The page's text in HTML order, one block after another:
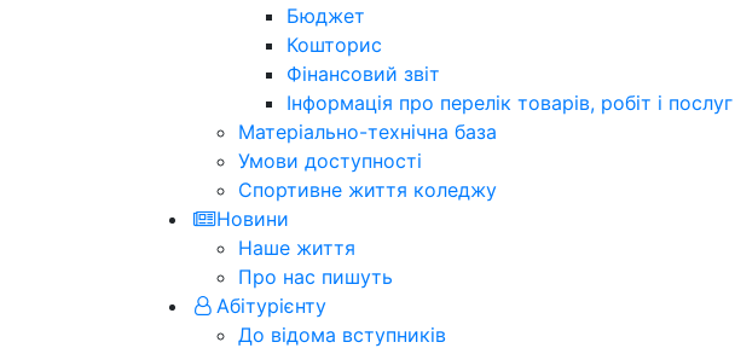
Бюджет
Кошторис
Фінансовий звіт
Інформація про перелік товарів, робіт і послуг
Матеріально-технічна база
Умови доступності
Спортивне життя коледжу
Новини
Наше життя
Про нас пишуть
Абітурієнту
До відома вступників